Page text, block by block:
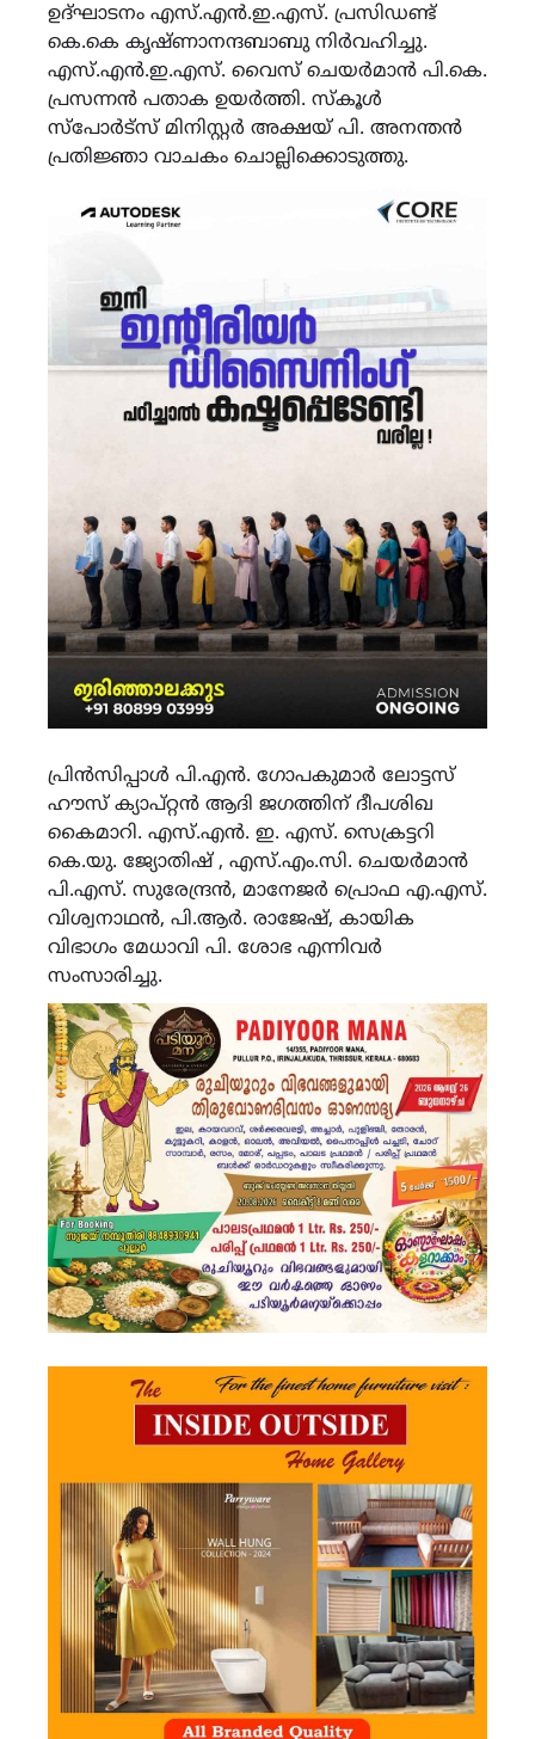
ഉദ്ഘാടനം എസ്.എൻ.ഇ.എസ്. പ്രസിഡണ്ട്
കെ.കെ കൃഷ്ണാനന്ദബാബു നിർവഹിച്ചു.
എസ്.എൻ.ഇ.എസ്. വൈസ് ചെയർമാൻ പി.കെ.
പ്രസന്നൻ പതാക ഉയർത്തി. സ്കൂൾ
സ്പോർട്സ് മിനിസ്റ്റർ അക്ഷയ് പി. അനന്തൻ
പ്രതിജ്ഞാ വാചകം ചൊല്ലിക്കൊടുത്തു.
പ്രിൻസിപ്പാൾ പി.എൻ. ഗോപകുമാർ ലോട്ടസ്
ഹൗസ് ക്യാപ്റ്റൻ ആദി ജഗത്തിന് ദീപശിഖ
കൈമാറി. എസ്.എൻ. ഇ. എസ്. സെക്രട്ടറി
കെ.യു. ജ്യോതിഷ് , എസ്.എം.സി. ചെയർമാൻ
പി.എസ്. സുരേന്ദ്രൻ, മാനേജർ പ്രൊഫ എ.എസ്.
വിശ്വനാഥൻ, പി.ആർ. രാജേഷ്, കായിക
വിഭാഗം മേധാവി പി. ശോഭ എന്നിവർ
സംസാരിച്ചു.